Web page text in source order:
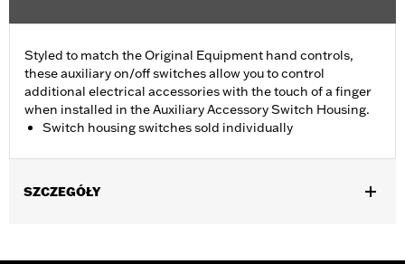
Styled to match the Original Equipment hand controls,
these auxiliary on/off switches allow you to control
additional electrical accessories with the touch of a finger
when installed in the Auxiliary Accessory Switch Housing.
Switch housing switches sold individually
SZCZEGÓŁY